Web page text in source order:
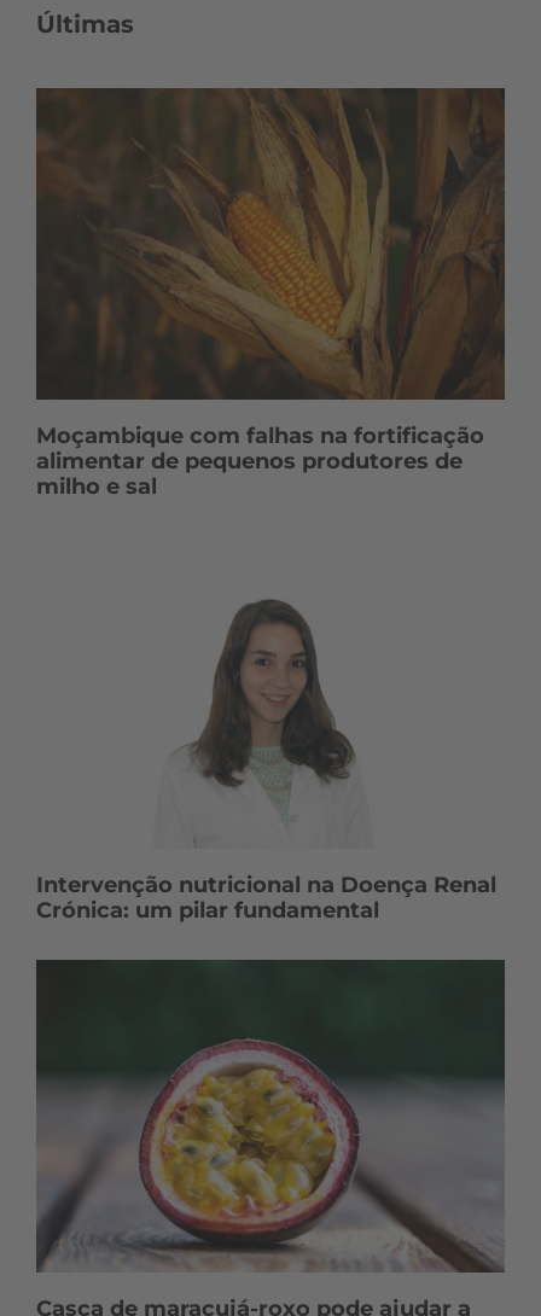
Últimas
Moçambique com falhas na fortificação
alimentar de pequenos produtores de
milho e sal
Intervenção nutricional na Doença Renal
Crónica: um pilar fundamental
Casca de maracujá-roxo pode ajudar a